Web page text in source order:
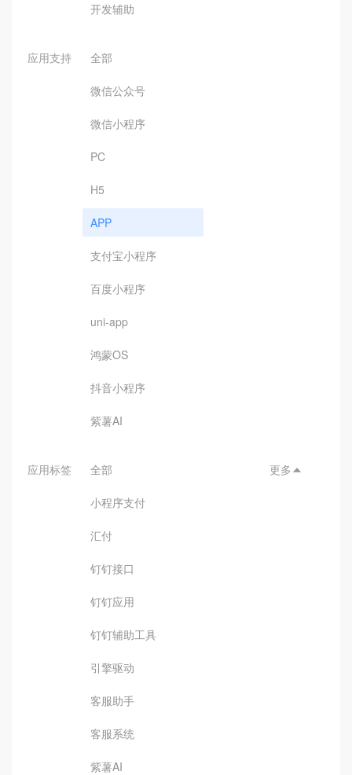
开发辅助
应用支持 全部
微信公众号
微信小程序
PC
H5
APP
支付宝小程序
百度小程序
uni-app
鸿蒙OS
抖音小程序
紫薯AI
应用标签 全部
小程序支付
汇付
钉钉接口
钉钉应用
钉钉辅助工具
引擎驱动
客服助手
客服系统
紫薯AI
更多 